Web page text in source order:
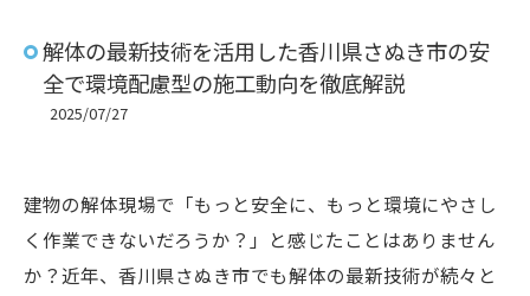
解体の最新技術を活用した香川県さぬき市の安
全で環境配慮型の施工動向を徹底解説
2025/07/27
建物の解体現場で「もっと安全に、もっと環境にやさし
く作業できないだろうか？」と感じたことはありません
か？近年、香川県さぬき市でも解体の最新技術が続々と